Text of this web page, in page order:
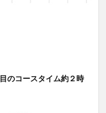
目のコースタイム約２時